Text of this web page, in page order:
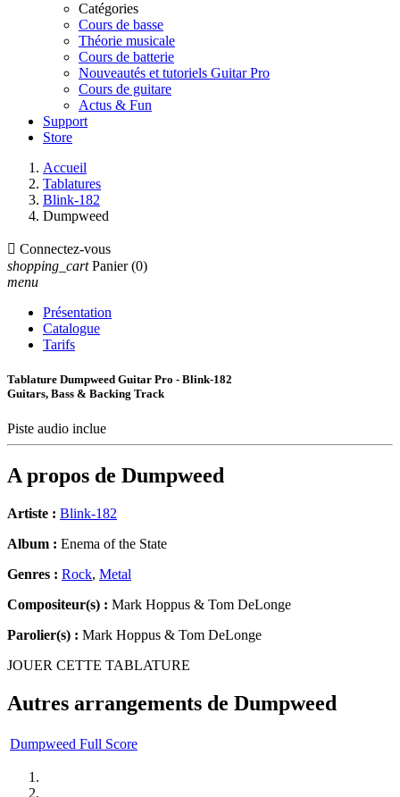
Catégories
Cours de basse
Théorie musicale
Cours de batterie
Nouveautés et tutoriels Guitar Pro
Cours de guitare
Actus & Fun
Support
Store
Accueil
Tablatures
Blink-182
Dumpweed
 Connectez-vous
shopping_cart Panier (0)
menu
Présentation
Catalogue
Tarifs
Tablature Dumpweed Guitar Pro - Blink-182
Guitars, Bass & Backing Track
Piste audio inclue
A propos de Dumpweed
Artiste : Blink-182
Album : Enema of the State
Genres : Rock, Metal
Compositeur(s) : Mark Hoppus & Tom DeLonge
Parolier(s) : Mark Hoppus & Tom DeLonge
JOUER CETTE TABLATURE
Autres arrangements de Dumpweed
Dumpweed Full Score